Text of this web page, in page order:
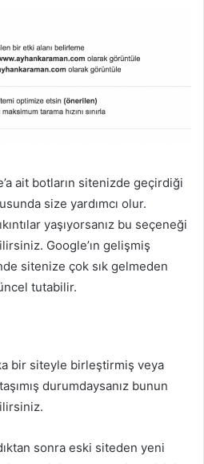
ait botların sitenizde geçirdiği
size yardımcı olur.
yaşıyorsanız bu seçeneği
Google’ın gelişmiş
sitenize çok sık gelmeden
tutabilir.
bir siteyle birleştirmiş veya
durumdaysanız bunun
sonra eski siteden yeni